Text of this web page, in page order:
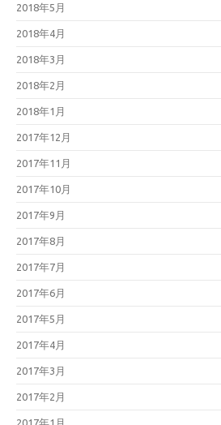
2018年5月
2018年4月
2018年3月
2018年2月
2018年1月
2017年12月
2017年11月
2017年10月
2017年9月
2017年8月
2017年7月
2017年6月
2017年5月
2017年4月
2017年3月
2017年2月
2017年1月